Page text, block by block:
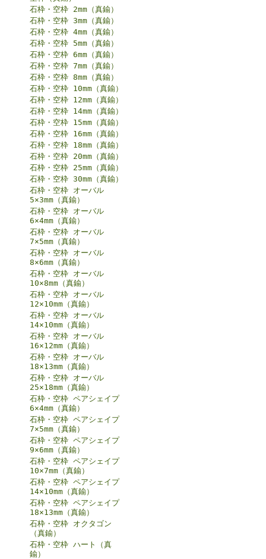
石枠・空枠 2mm（真鍮）
石枠・空枠 3mm（真鍮）
石枠・空枠 4mm（真鍮）
石枠・空枠 5mm（真鍮）
石枠・空枠 6mm（真鍮）
石枠・空枠 7mm（真鍮）
石枠・空枠 8mm（真鍮）
石枠・空枠 10mm（真鍮）
石枠・空枠 12mm（真鍮）
石枠・空枠 14mm（真鍮）
石枠・空枠 15mm（真鍮）
石枠・空枠 16mm（真鍮）
石枠・空枠 18mm（真鍮）
石枠・空枠 20mm（真鍮）
石枠・空枠 25mm（真鍮）
石枠・空枠 30mm（真鍮）
石枠・空枠 オーバル
5×3mm（真鍮）
石枠・空枠 オーバル
6×4mm（真鍮）
石枠・空枠 オーバル
7×5mm（真鍮）
石枠・空枠 オーバル
8×6mm（真鍮）
石枠・空枠 オーバル
10×8mm（真鍮）
石枠・空枠 オーバル
12×10mm（真鍮）
石枠・空枠 オーバル
14×10mm（真鍮）
石枠・空枠 オーバル
16×12mm（真鍮）
石枠・空枠 オーバル
18×13mm（真鍮）
石枠・空枠 オーバル
25×18mm（真鍮）
石枠・空枠 ペアシェイプ
6×4mm（真鍮）
石枠・空枠 ペアシェイプ
7×5mm（真鍮）
石枠・空枠 ペアシェイプ
9×6mm（真鍮）
石枠・空枠 ペアシェイプ
10×7mm（真鍮）
石枠・空枠 ペアシェイプ
14×10mm（真鍮）
石枠・空枠 ペアシェイプ
18×13mm（真鍮）
石枠・空枠 オクタゴン
（真鍮）
石枠・空枠 ハート（真
鍮）